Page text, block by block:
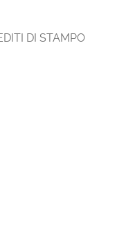
DI STAMPO